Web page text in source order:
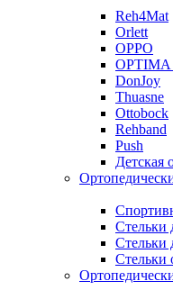
Reh4Mat
Orlett
OPPO
DonJoy
Thuasne
Ottobock
Rehband
Push
Детская
Стельки
Стельки
Стельки